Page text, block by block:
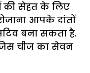
की सेहत के लिए
आपके दांतों
बना सकता है.
चीज का सेवन